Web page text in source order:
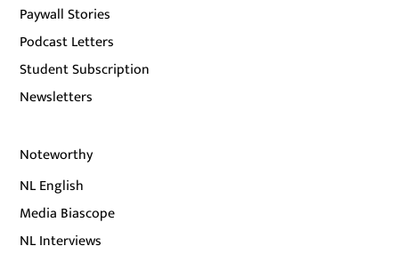
Paywall Stories
Podcast Letters
Student Subscription
Newsletters
Noteworthy
NL English
Media Biascope
NL Interviews